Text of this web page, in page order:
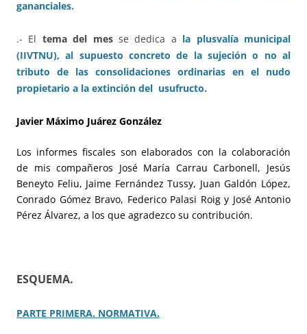
gananciales.
.- El tema del messe dedica a la plusvalía municipal
(IIVTNU), al supuesto concreto de la sujeción o no al
tributo de las consolidaciones ordinarias en el nudo
propietario a la extinción del usufructo.
Javier Máximo Juárez González
Los informes fiscales son elaborados con la colaboración
de mis compañeros José María Carrau Carbonell, Jesús
Beneyto Feliu, Jaime Fernández Tussy, Juan Galdón López,
Conrado Gómez Bravo, Federico Palasi Roig y José Antonio
Pérez Álvarez, a los que agradezco su contribución.
ESQUEMA.
PARTE PRIMERA. NORMATIVA.